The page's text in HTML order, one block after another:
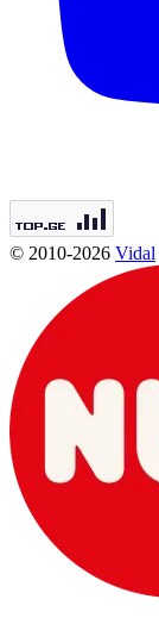
© 2010-2026 Vidal